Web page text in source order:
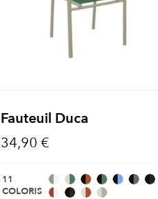
Fauteuil Duca
34,90 €
11
COLORIS